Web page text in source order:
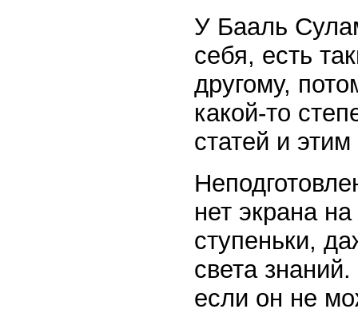
У Бааль
себя, есть
другому,
какой-то
статей и
нет экрана
ступеньки,
света
если он не